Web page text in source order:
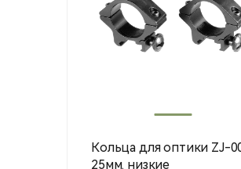
Кольца для оптики ZJ-
25мм. низкие